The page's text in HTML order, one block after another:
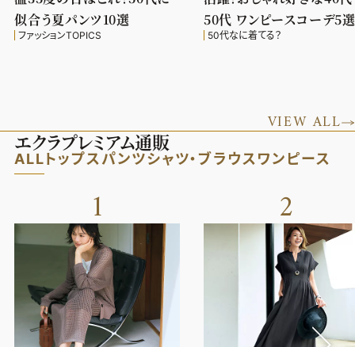
似合う夏パンツ10選
ファッションTOPICS
50代 ワンピースコーデ5
50代なに着てる？
VIEW ALL
エクラプレミアム通販
ALLトップス パンツシャツ・ブラウス ワンピース
1 2